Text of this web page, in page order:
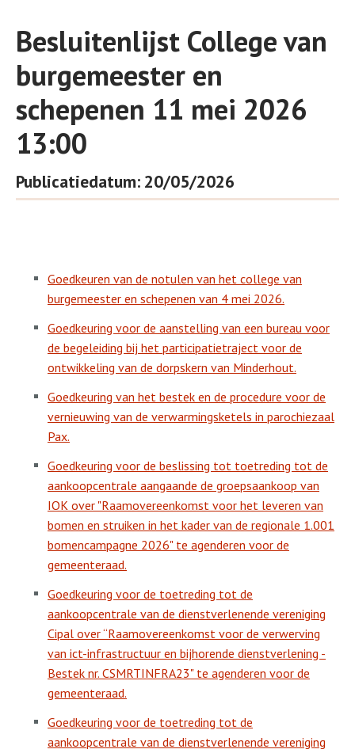
Besluitenlijst College van
burgemeester en
schepenen 11 mei 2026
13:00
Publicatiedatum: 20/05/2026
Goedkeuren van de notulen van het college van
burgemeester en schepenen van 4 mei 2026.
Goedkeuring voor de aanstelling van een bureau voor
de begeleiding bij het participatietraject voor de
ontwikkeling van de dorpskern van Minderhout.
Goedkeuring van het bestek en de procedure voor de
vernieuwing van de verwarmingsketels in parochiezaal
Pax.
Goedkeuring voor de beslissing tot toetreding tot de
aankoopcentrale aangaande de groepsaankoop van
IOK over "Raamovereenkomst voor het leveren van
bomen en struiken in het kader van de regionale 1.001
bomencampagne 2026" te agenderen voor de
gemeenteraad.
Goedkeuring voor de toetreding tot de
aankoopcentrale van de dienstverlenende vereniging
Cipal over “Raamovereenkomst voor de verwerving
van ict-infrastructuur en bijhorende dienstverlening -
Bestek nr. CSMRTINFRA23" te agenderen voor de
gemeenteraad.
Goedkeuring voor de toetreding tot de
aankoopcentrale van de dienstverlenende vereniging